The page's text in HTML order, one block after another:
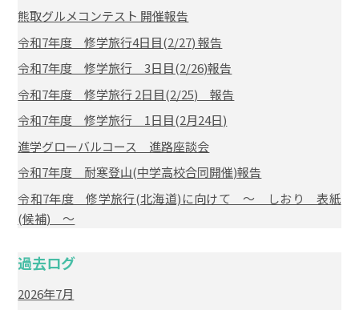
熊取グルメコンテスト 開催報告
令和7年度 修学旅行4日目(2/27) 報告
令和7年度 修学旅行 3日目(2/26)報告
令和7年度 修学旅行 2日目(2/25) 報告
令和7年度 修学旅行 1日目(2月24日)
進学グローバルコース 進路座談会
令和7年度 耐寒登山(中学高校合同開催)報告
令和7年度 修学旅行(北海道)に向けて ～ しおり 表紙
(候補) ～
過去ログ
2026年7月